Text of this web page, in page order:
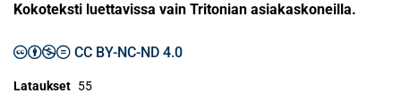
Kokoteksti luettavissa vain Tritonian asiakaskoneilla.
CC BY-NC-ND 4.0
Lataukset 55